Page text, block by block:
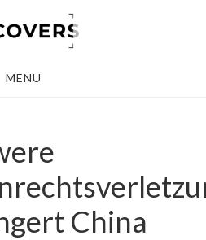
MENU
China